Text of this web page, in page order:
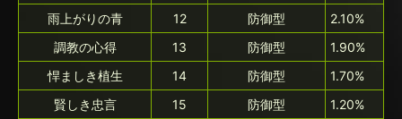
雨上がりの青
12 防御型
2.10%
調教の心得
13 防御型
1.90%
悍ましき植生
14 防御型
1.70%
賢しき忠言
15 防御型
1.20%